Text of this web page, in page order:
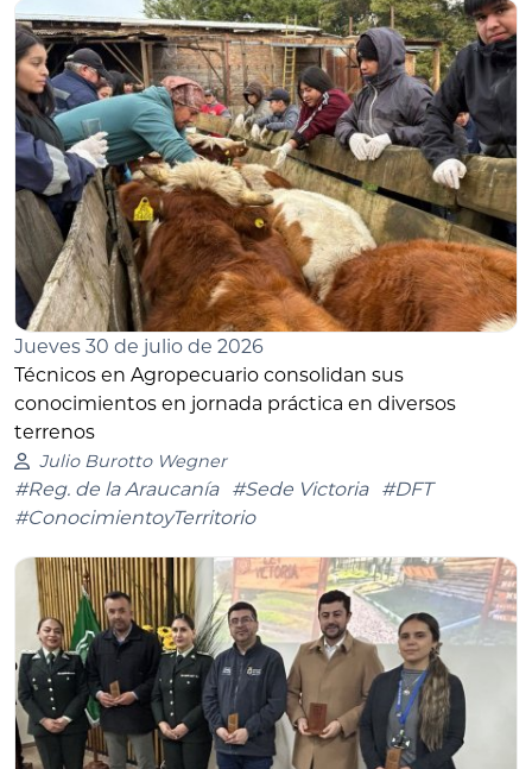
Jueves 30 de julio de 2026
Técnicos en Agropecuario consolidan sus
conocimientos en jornada práctica en diversos
terrenos
Julio Burotto Wegner
#Reg. de la Araucanía #Sede Victoria
#DFT
#ConocimientoyTerritorio